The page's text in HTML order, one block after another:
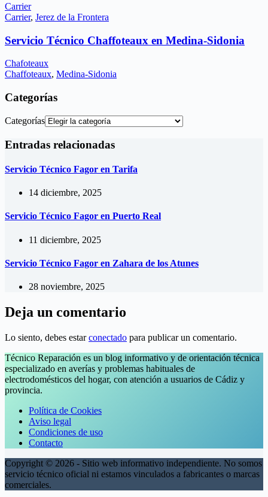
Carrier
Carrier, Jerez de la Frontera
Servicio Técnico Chaffoteaux en Medina-Sidonia
Chafoteaux
Chaffoteaux, Medina-Sidonia
Categorías
Categorías
Entradas relacionadas
Servicio Técnico Fagor en Tarifa
14 diciembre, 2025
Servicio Técnico Fagor en Puerto Real
11 diciembre, 2025
Servicio Técnico Fagor en Zahara de los Atunes
28 noviembre, 2025
Deja un comentario
Lo siento, debes estarconectado para publicar un comentario.
Técnico Reparación es un blog informativo y de orientación técnica
especializado en averías y problemas habituales de
electrodomésticos del hogar, con atención a usuarios de Cádiz y
provincia.
Política de Cookies
Aviso legal
Condiciones de uso
Contacto
Copyright © 2026 - Sitio web informativo independiente. No somos
servicio técnico oficial ni estamos vinculados a fabricantes o marcas
comerciales.